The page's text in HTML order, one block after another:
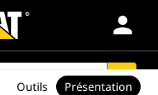
person
search
Outils Présentation